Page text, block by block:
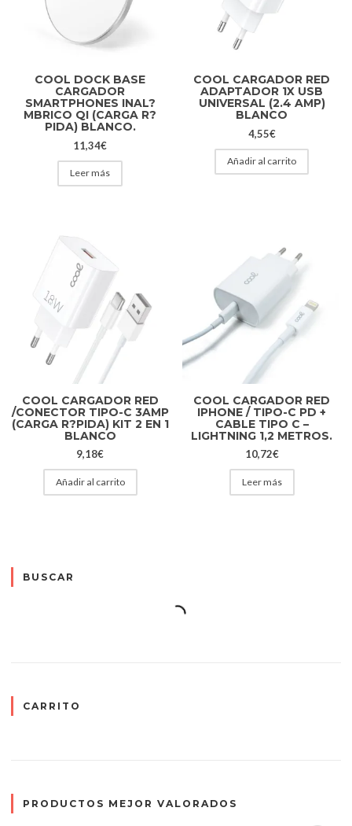
COOL DOCK BASE
CARGADOR
SMARTPHONES INAL?
MBRICO QI (CARGA R?
PIDA) BLANCO.
11,34€
Leer más
COOL CARGADOR RED
ADAPTADOR 1X USB
UNIVERSAL (2.4 AMP)
BLANCO
4,55€
Añadir al carrito
COOL CARGADOR RED
/CONECTOR TIPO-C 3AMP
(CARGA R?PIDA) KIT 2 EN 1
BLANCO
9,18€
Añadir al carrito
COOL CARGADOR RED
IPHONE / TIPO-C PD +
CABLE TIPO C –
LIGHTNING 1,2 METROS.
10,72€
Leer más
BUSCAR
CARRITO
PRODUCTOS MEJOR VALORADOS